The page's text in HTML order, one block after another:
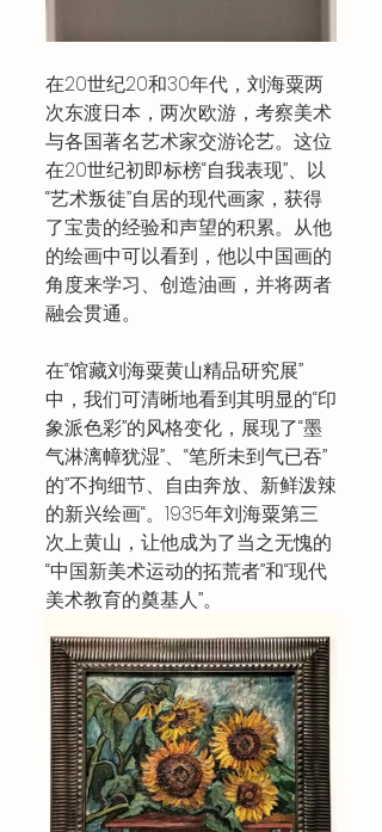
在20世纪20和30年代，刘海粟两
次东渡日本，两次欧游，考察美术
与各国著名艺术家交游论艺。这位
在20世纪初即标榜“自我表现”、以
“艺术叛徒”自居的现代画家，获得
了宝贵的经验和声望的积累。从他
的绘画中可以看到，他以中国画的
角度来学习、创造油画，并将两者
融会贯通。
在“馆藏刘海粟黄山精品研究展”
中，我们可清晰地看到其明显的“印
象派色彩”的风格变化，展现了“墨
气淋漓幛犹湿”、“笔所未到气已吞”
的”不拘细节、自由奔放、新鲜泼辣
的新兴绘画“。1935年刘海粟第三
次上黄山，让他成为了当之无愧的
“中国新美术运动的拓荒者”和“现代
美术教育的奠基人”。